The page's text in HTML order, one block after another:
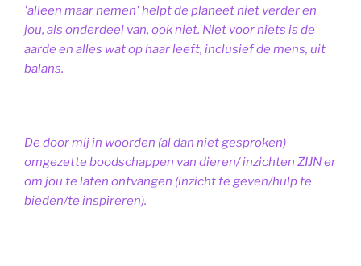
'alleen maar nemen' helpt de planeet niet verder en
jou, als onderdeel van, ook niet. Niet voor niets is de
aarde en alles wat op haar leeft, inclusief de mens, uit
balans.
De door mij in woorden (al dan niet gesproken)
omgezette boodschappen van dieren/ inzichten ZIJN er
om jou te laten ontvangen (inzicht te geven/hulp te
bieden/te inspireren).